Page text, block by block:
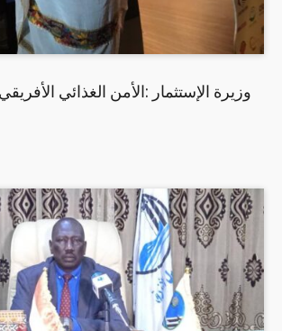
وزيرة الإستثمار :الأمن الغذائي